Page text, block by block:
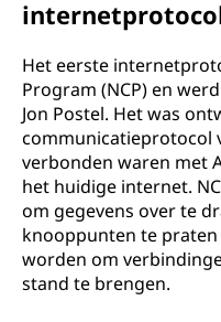
Het eerste
Program (NCP) en
Jon Postel. Het was
communicatieprotocol
verbonden waren met
het huidige internet.
om gegevens over te
knooppunten te
worden om
stand te brengen.